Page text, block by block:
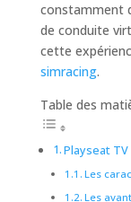
constamment
de conduite
cette
simracing.
Table des
Playseat TV
Les
Les